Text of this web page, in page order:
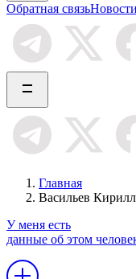
Обратная связьНовости
Главная
Васильев
У меня есть
данные об этом